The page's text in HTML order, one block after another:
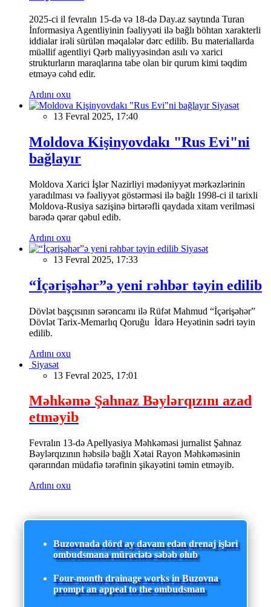
2025-ci il fevralın 15-də və 18-də Day.az saytında Turan
İnformasiya Agentliyinin fəaliyyəti ilə bağlı böhtan xarakterli
iddialar irəli sürülən məqalələr dərc edilib. Bu materiallarda
müəllif agentliyi Qərb maliyyəsindən asılı və xarici
strukturların maraqlarına tabe olan bir qurum kimi təqdim
etməyə cəhd edir.
Ardını oxu
Siyasət
13 Fevral 2025, 17:40
Moldova Kişinyovdakı "Rus Evi"ni
bağlayır
Moldova Xarici İşlər Nazirliyi mədəniyyət mərkəzlərinin
yaradılması və fəaliyyət göstərməsi ilə bağlı 1998-ci il tarixli
Moldova-Rusiya sazişinə birtərəfli qaydada xitam verilməsi
barədə qərar qəbul edib.
Ardını oxu
Siyasət
13 Fevral 2025, 17:33
“İçərişəhər”ə yeni rəhbər təyin edilib
Dövlət başçısının sərəncamı ilə Rüfət Mahmud “İçərişəhər”
Dövlət Tarix-Memarlıq Qoruğu İdarə Heyətinin sədri təyin
edilib.
Ardını oxu
Siyasət
13 Fevral 2025, 17:01
Məhkəmə Şahnaz Bəylərqızını azad
etməyib
Fevralın 13-də Apellyasiya Məhkəməsi jurnalist Şahnaz
Bəylərqızının həbsilə bağlı Xətai Rayon Məhkəməsinin
qərarından müdafiə tərəfinin şikayətini təmin etməyib.
Ardını oxu
Buzovnada dörd ay davam edən drenaj işləri
ombudsmana müraciətə səbəb olub
Four-month drainage works in Buzovna
prompt an appeal to the ombudsman